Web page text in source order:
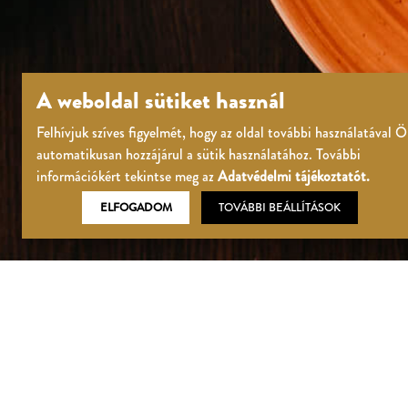
A weboldal sütiket használ
Felhívjuk szíves figyelmét, hogy az oldal további használatával
automatikusan hozzájárul a sütik használatához. További
információkért tekintse meg azAdatvédelmi tájékoztatót.
ELFOGADOM TOVÁBBI BEÁLLÍTÁSOK